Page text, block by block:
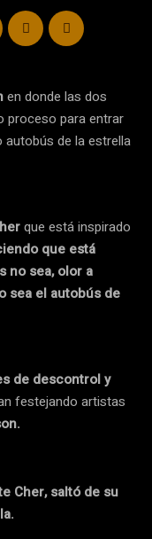
en donde las dos
proceso para entrar
de la estrella
que está inspirado
que está
no sea, olor a
sea el autobús de
de descontrol y
festejando artistas
Cher, saltó de su